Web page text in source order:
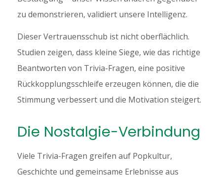
zu demonstrieren, validiert unsere Intelligenz.
Dieser Vertrauensschub ist nicht oberflächlich.
Studien zeigen, dass kleine Siege, wie das richtige
Beantworten von Trivia-Fragen, eine positive
Rückkopplungsschleife erzeugen können, die die
Stimmung verbessert und die Motivation steigert.
Die Nostalgie-Verbindung
Viele Trivia-Fragen greifen auf Popkultur,
Geschichte und gemeinsame Erlebnisse aus